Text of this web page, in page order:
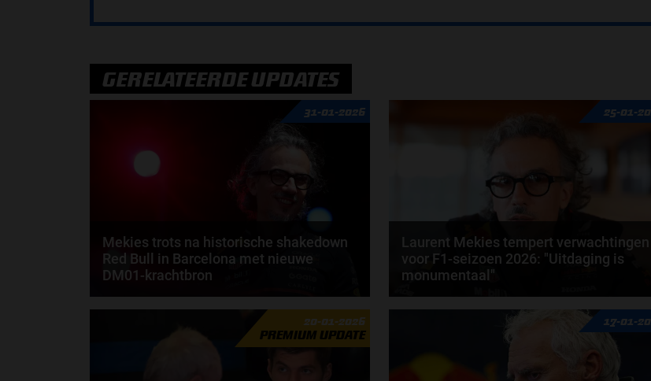
GERELATEERDE UPDATES
31-01-2026
Mekies trots na historische shakedown
Red Bull in Barcelona met nieuwe
DM01-krachtbron
Laurent Mekies kijkt met een tevreden gevoel terug
op de shakedown die Red Bull Racing afgelopen...
25-01-
Laurent Mekies tempert verwachtingen
voor F1-seizoen 2026: "Uitdaging is
monumentaal"
Laurent Mekies heeft zijn licht laten schijnen op het
aanstaande Formule 1-seizoen van 2026. De...
20-01-2026
PREMIUM UPDATE
17-01-